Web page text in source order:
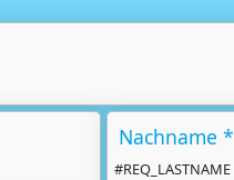
Nachname *
#REQ_LASTNAME